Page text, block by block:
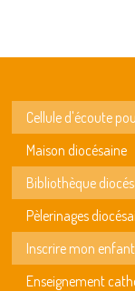
Cellule d'écoute
Maison diocésaine
Bibliothèque
Pèlerinages
Inscrire mon
Enseignement